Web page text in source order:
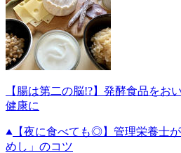
【腸は第二の脳!?】発酵食品をお
健康に
【夜に食べても◎】管理栄養士
めし」のコツ